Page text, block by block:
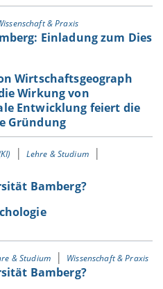
& Praxis
Einladung zum Dies
Wirtschaftsgeograph
Wirkung von
Entwicklung feiert die
Gründung
Lehre & Studium
Bamberg?
& Studium Wissenschaft & Praxis
Bamberg?